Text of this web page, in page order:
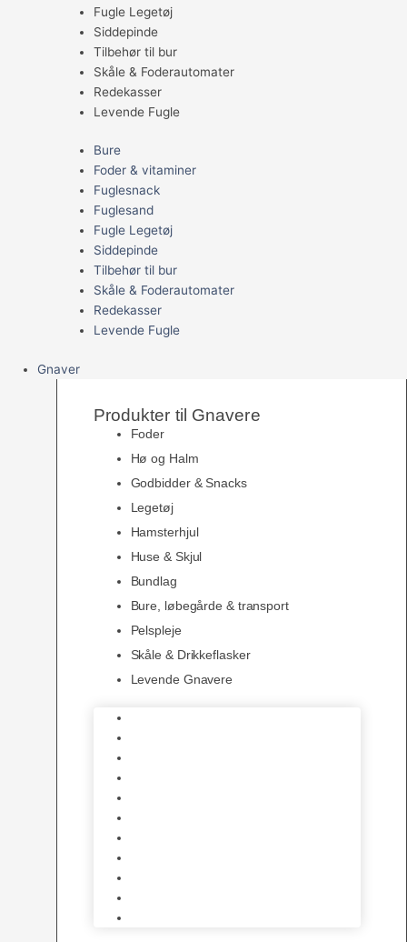
Fugle Legetøj
Siddepinde
Tilbehør til bur
Skåle & Foderautomater
Redekasser
Levende Fugle
Bure
Foder & vitaminer
Fuglesnack
Fuglesand
Fugle Legetøj
Siddepinde
Tilbehør til bur
Skåle & Foderautomater
Redekasser
Levende Fugle
Gnaver
Produkter til Gnavere
Foder
Hø og Halm
Godbidder & Snacks
Legetøj
Hamsterhjul
Huse & Skjul
Bundlag
Bure, løbegårde & transport
Pelspleje
Skåle & Drikkeflasker
Levende Gnavere